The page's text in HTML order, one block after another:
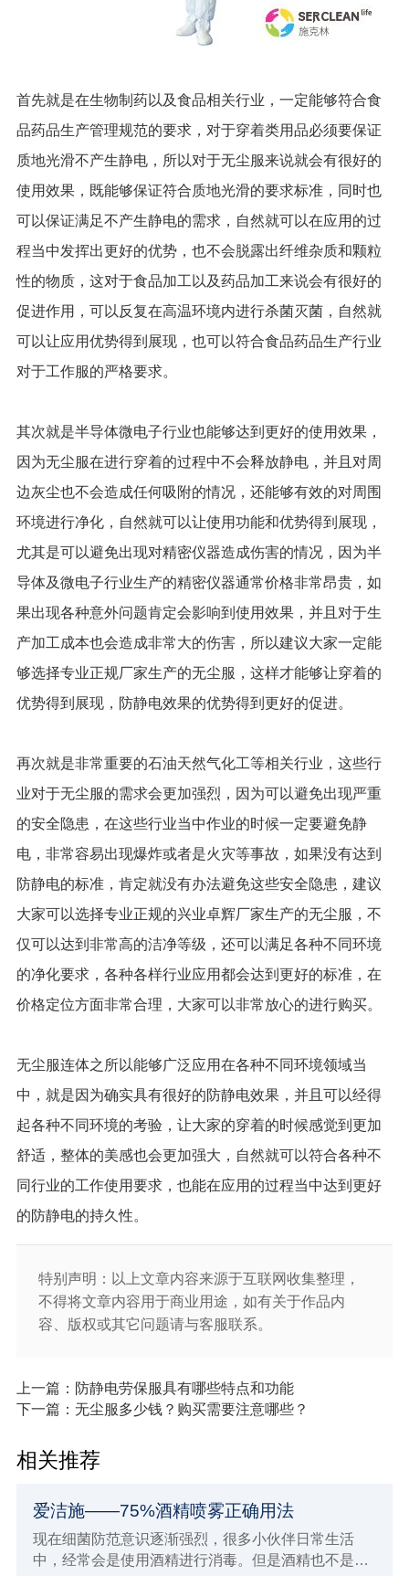
首先就是在生物制药以及食品相关行业，一定能够符合食
品药品生产管理规范的要求，对于穿着类用品必须要保证
质地光滑不产生静电，所以对于无尘服来说就会有很好的
使用效果，既能够保证符合质地光滑的要求标准，同时也
可以保证满足不产生静电的需求，自然就可以在应用的过
程当中发挥出更好的优势，也不会脱露出纤维杂质和颗粒
性的物质，这对于食品加工以及药品加工来说会有很好的
促进作用，可以反复在高温环境内进行杀菌灭菌，自然就
可以让应用优势得到展现，也可以符合食品药品生产行业
对于工作服的严格要求。
其次就是半导体微电子行业也能够达到更好的使用效果，
因为无尘服在进行穿着的过程中不会释放静电，并且对周
边灰尘也不会造成任何吸附的情况，还能够有效的对周围
环境进行净化，自然就可以让使用功能和优势得到展现，
尤其是可以避免出现对精密仪器造成伤害的情况，因为半
导体及微电子行业生产的精密仪器通常价格非常昂贵，如
果出现各种意外问题肯定会影响到使用效果，并且对于生
产加工成本也会造成非常大的伤害，所以建议大家一定能
够选择专业正规厂家生产的无尘服，这样才能够让穿着的
优势得到展现，防静电效果的优势得到更好的促进。
再次就是非常重要的石油天然气化工等相关行业，这些行
业对于无尘服的需求会更加强烈，因为可以避免出现严重
的安全隐患，在这些行业当中作业的时候一定要避免静
电，非常容易出现爆炸或者是火灾等事故，如果没有达到
防静电的标准，肯定就没有办法避免这些安全隐患，建议
大家可以选择专业正规的兴业卓辉厂家生产的无尘服，不
仅可以达到非常高的洁净等级，还可以满足各种不同环境
的净化要求，各种各样行业应用都会达到更好的标准，在
价格定位方面非常合理，大家可以非常放心的进行购买。
无尘服连体之所以能够广泛应用在各种不同环境领域当
中，就是因为确实具有很好的防静电效果，并且可以经得
起各种不同环境的考验，让大家的穿着的时候感觉到更加
舒适，整体的美感也会更加强大，自然就可以符合各种不
同行业的工作使用要求，也能在应用的过程当中达到更好
的防静电的持久性。
特别声明：以上文章内容来源于互联网收集整理，
不得将文章内容用于商业用途，如有关于作品内
容、版权或其它问题请与客服联系。
上一篇：防静电劳保服具有哪些特点和功能
下一篇：无尘服多少钱？购买需要注意哪些？
相关推荐
爱洁施——75%酒精喷雾正确用法
现在细菌防范意识逐渐强烈，很多小伙伴日常生活
中，经常会是使用酒精进行消毒。但是酒精也不是随